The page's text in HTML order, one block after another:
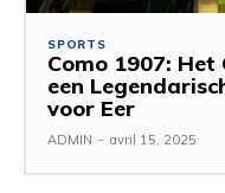
SPORTS
Como 1907:
een
voor Eer
ADMIN - avril 15, 2025